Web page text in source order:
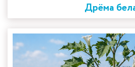
Дрёма